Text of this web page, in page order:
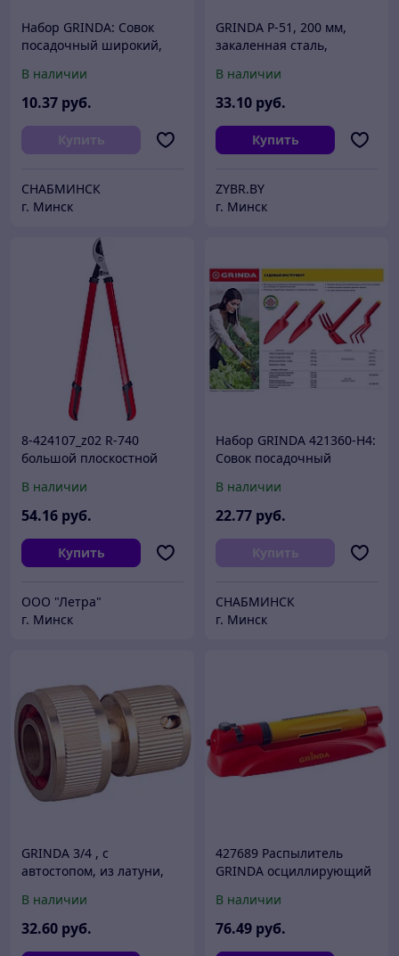
Набор GRINDA: Совок
посадочный широкий,
рыхлитель с нейлоновым
корпусом, 3 предмета
В наличии
10.37 руб.
Купить
СНАБМИНСК
г. Минск
GRINDA P-51, 200 мм,
закаленная сталь,
двухкомпонентные
рукоятки, покрытие ПВХ,
В наличии
33.10 руб.
Купить
ZYBR.BY
г. Минск
8-424107_z02 R-740
большой плоскостной
рукоятками, GRINDA
В наличии
54.16 руб.
Купить
ООО "Летра"
г. Минск
Набор GRINDA 421360-H4:
Совок посадочный
посадочный узкий,
рыхлитель, мотыга-
рыхлитель с
В наличии
22.77 руб.
Купить
СНАБМИНСК
г. Минск
GRINDA 3/4 , с
автостопом, из латуни,
быстросъемный
соединитель (8-426130)
В наличии
32.60 руб.
427689 Распылитель
GRINDA осциллирующий
пластмассы, 3-х
позиционный, 6-12-19
отверстий
В наличии
76.49 руб.